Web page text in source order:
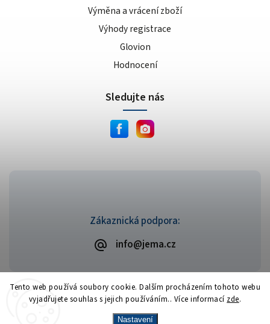
Tento web používá soubory cookie. Dalším procházením tohoto webu
vyjadřujete souhlas s jejich používáním.. Více informací zde.
Nastavení
Zákaznická podpora:
info@jema.cz
Výměna a vrácení zboží
Výhody registrace
Glovion
Hodnocení
Sledujte nás
Copyright 2026JEMA.cz. Všechna práva vyhrazena.
VytvořilShoptet| Design